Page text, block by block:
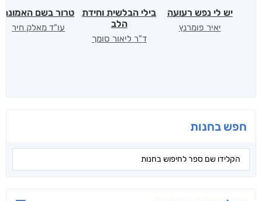
חפש בחנות
יש לי נפש רעועה
יאיר פומרנץ
בילי הבלשית וחידת
הלב
ד"ר ליאור סומך
טרור בשם האמונה
עו"ד מאלק חיר